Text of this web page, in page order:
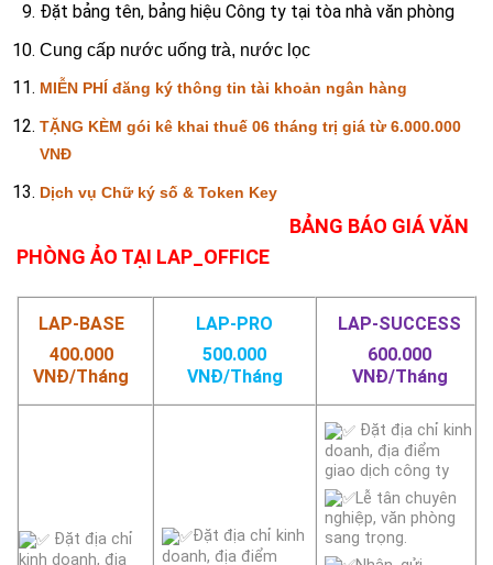
Đặt bảng tên, bảng hiệu Công ty tại tòa nhà văn phòng
Cung cấp nước uống trà, nước lọc
MIỄN PHÍ đăng ký thông tin tài khoản ngân hàng
TẶNG KÈM gói kê khai thuế 06 tháng trị giá từ 6.000.000
VNĐ
Dịch vụ Chữ ký số & Token Key
BẢNG BÁO GIÁ VĂN
PHÒNG ẢO TẠI LAP_OFFICE
LAP-BASE
400.000
VNĐ/Tháng
LAP-PRO
500.000
VNĐ/Tháng
LAP-SUCCESS
600.000
VNĐ/Tháng
Đặt địa chỉ
kinh doanh, địa
Đặt địa chỉ kinh
doanh, địa điểm
Đặt địa chỉ kinh
doanh, địa điểm
giao dịch công ty
Lễ tân chuyên
nghiệp, văn phòng
sang trọng.